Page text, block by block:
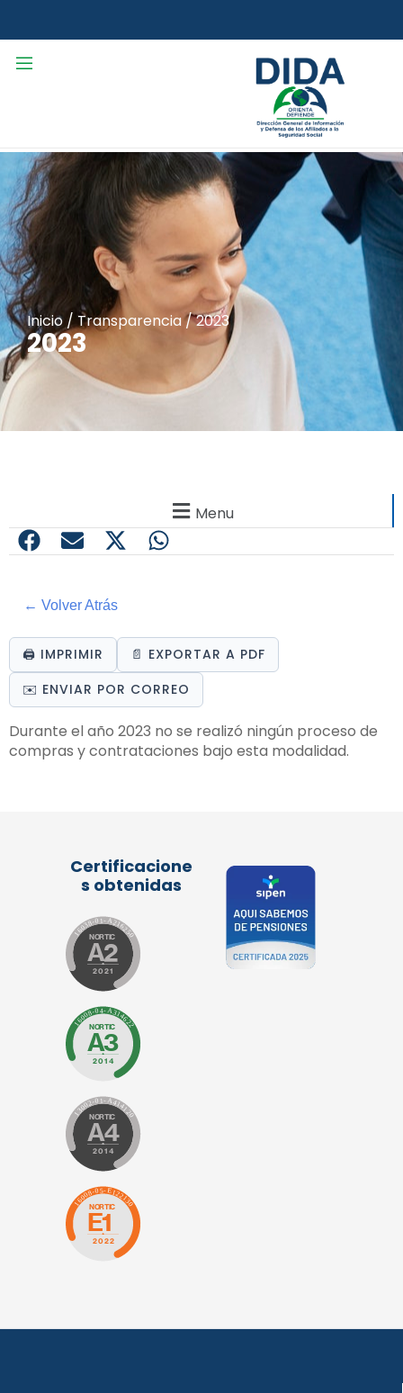
Inicio /Transparencia/2023
2023
Menu
← Volver Atrás
🖨️ IMPRIMIR
📄 EXPORTAR A PDF
✉️ ENVIAR POR CORREO
Durante el año 2023 no se realizó ningún proceso de
compras y contrataciones bajo esta modalidad.
Certificacione
s obtenidas